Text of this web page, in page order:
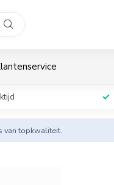
van topkwaliteit.